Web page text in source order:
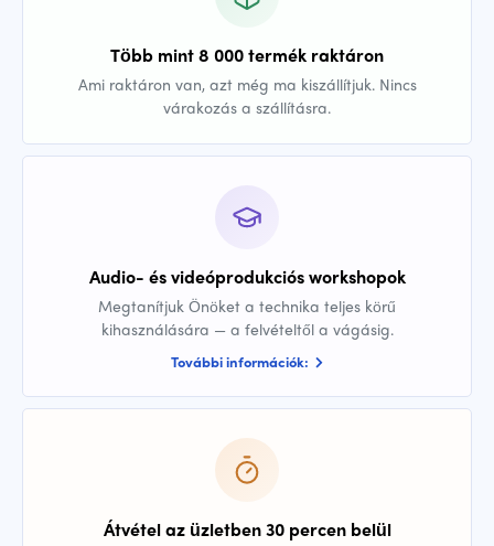
Több mint 8 000 termék raktáron
Ami raktáron van, azt még ma kiszállítjuk. Nincs
várakozás a szállításra.
Audio- és videóprodukciós workshopok
Megtanítjuk Önöket a technika teljes körű
kihasználására — a felvételtől a vágásig.
További információk:
Átvétel az üzletben 30 percen belül